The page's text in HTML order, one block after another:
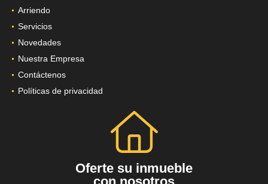
Arriendo
Servicios
Novedades
Nuestra Empresa
Contáctenos
Políticas de privacidad
Oferte su inmueble